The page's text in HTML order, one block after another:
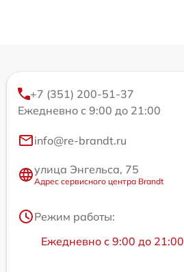
+7 (351) 200-51-37
Ежедневно с 9:00 до 21:00
info@re-brandt.ru
улица Энгельса, 75
Адрес сервисного центра Brandt
Режим работы:
Ежедневно с 9:00 до 21:00